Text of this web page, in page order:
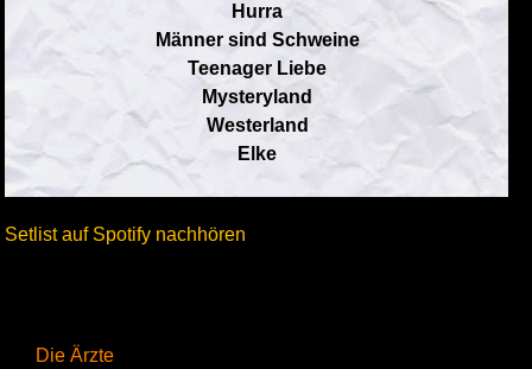
Die Ärzte
Hurra
Männer sind Schweine
Teenager Liebe
Mysteryland
Westerland
Elke
Setlist auf Spotify nachhören